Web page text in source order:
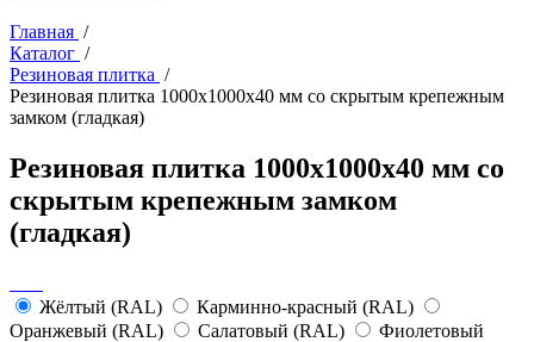
Главная /
Каталог /
Резиновая плитка /
Резиновая плитка 1000x1000x40 мм со скрытым крепежным
замком (гладкая)
Резиновая плитка 1000x1000x40 мм со
скрытым крепежным замком
(гладкая)
Жёлтый (RAL)
Карминно-красный (RAL)
Оранжевый (RAL)
Салатовый (RAL)
Фиолетовый